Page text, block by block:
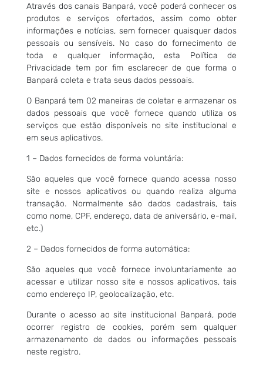
Através dos canais Banpará, você poderá conhecer os
produtos e serviços ofertados, assim como obter
informações e notícias, sem fornecer quaisquer dados
pessoais ou sensíveis. No caso do fornecimento de
toda e qualquer informação, esta Política de
Privacidade tem por fim esclarecer de que forma o
Banpará coleta e trata seus dados pessoais.
O Banpará tem 02 maneiras de coletar e armazenar os
dados pessoais que você fornece quando utiliza os
serviços que estão disponíveis no site institucional e
em seus aplicativos.
1 – Dados fornecidos de forma voluntária:
São aqueles que você fornece quando acessa nosso
site e nossos aplicativos ou quando realiza alguma
transação. Normalmente são dados cadastrais, tais
como nome, CPF, endereço, data de aniversário, e-mail,
etc.)
2 – Dados fornecidos de forma automática:
São aqueles que você fornece involuntariamente ao
acessar e utilizar nosso site e nossos aplicativos, tais
como endereço IP, geolocalização, etc.
Durante o acesso ao site institucional Banpará, pode
ocorrer registro de cookies, porém sem qualquer
armazenamento de dados ou informações pessoais
neste registro.